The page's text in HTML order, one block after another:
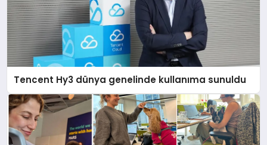
Tencent Hy3 dünya genelinde kullanıma sunuldu